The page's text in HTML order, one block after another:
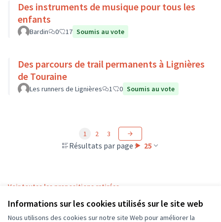
Informations sur les cookies utilisés sur le site web
Nous utilisons des cookies sur notre site Web pour améliorer la
Des instruments de musique pour tous les
enfants
Bardin 0 17 Soumis au vote
Des parcours de trail permanents à Lignières
de Touraine
Les runners de Lignières 1 0 Soumis au vote
Résultats par page : 25
1 2 3
Voir toutes les propositions retirées
Conditions d'utilisation